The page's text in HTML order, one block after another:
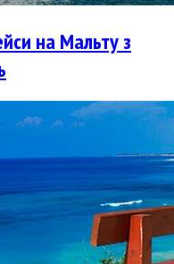
на Мальту з